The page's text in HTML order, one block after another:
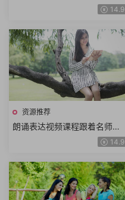
他乐理音阶设计扫弦方法吉他
和弦识谱记谱系统化教学
14.9
资源推荐
朗诵表达视频课程跟着名师学
习作品朗诵诗歌童话寓言散文
14.9